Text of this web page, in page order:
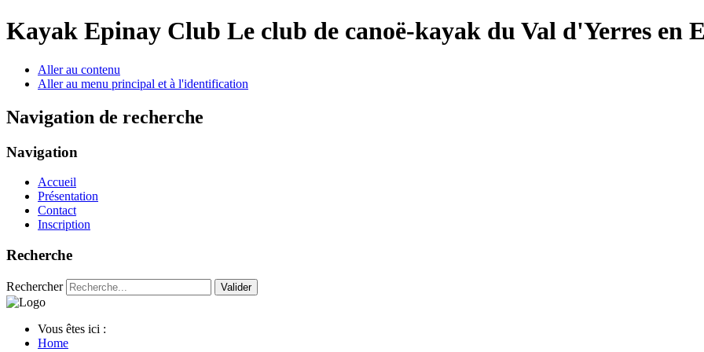
Kayak Epinay Club Le club de canoë-kayak du Val d'Yerres en
Aller au contenu
Aller au menu principal et à l'identification
Navigation de recherche
Navigation
Accueil
Présentation
Contact
Inscription
Recherche
Rechercher Valider
Vous êtes ici :
Home